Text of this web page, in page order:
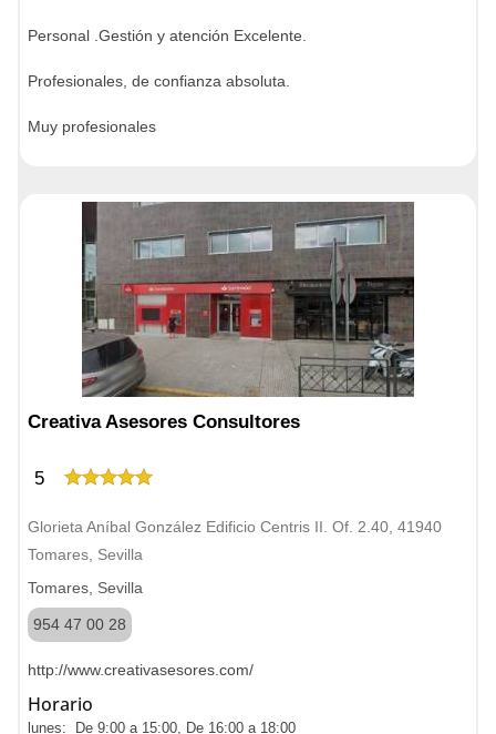
Personal .Gestión y atención Excelente.
Profesionales, de confianza absoluta.
Muy profesionales
Creativa Asesores Consultores
5
Glorieta Aníbal González Edificio Centris II. Of. 2.40, 41940
Tomares, Sevilla
Tomares, Sevilla
954 47 00 28
http://www.creativasesores.com/
Horario
lunes: De 9:00 a 15:00, De 16:00 a 18:00